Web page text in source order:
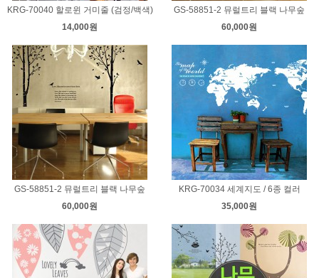
KRG-70040 할로윈 거미줄 (검정/백색)
14,000원
GS-58851-2 뮤럴트리 블랙 나무숲
60,000원
GS-58851-2 뮤럴트리 블랙 나무숲
60,000원
KRG-70034 세계지도 / 6종 컬러
35,000원